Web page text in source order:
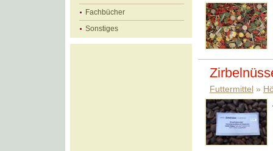
Fachbücher
Sonstiges
Futtermittel»